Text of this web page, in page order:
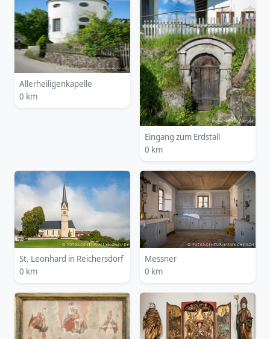
Allerheiligenkapelle
0 km
Eingang zum Erdstall
0 km
St. Leonhard in Reichersdorf
0 km
Messner
0 km